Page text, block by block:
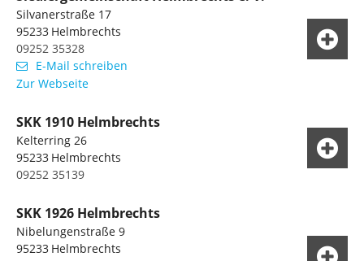
Silvanerstraße 17
95233 Helmbrechts
09252 35328
E-Mail schreiben
Zur Webseite
SKK 1910 Helmbrechts
Kelterring 26
95233 Helmbrechts
09252 35139
SKK 1926 Helmbrechts
Nibelungenstraße 9
95233 Helmbrechts